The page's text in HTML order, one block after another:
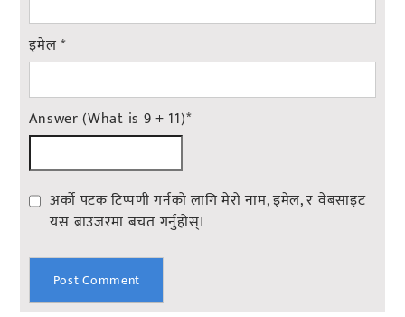
इमेल*
Answer (What is 9 + 11)*
अर्को पटक टिप्पणी गर्नको लागि मेरो नाम, इमेल, र वेबसाइट
यस ब्राउजरमा बचत गर्नुहोस्।